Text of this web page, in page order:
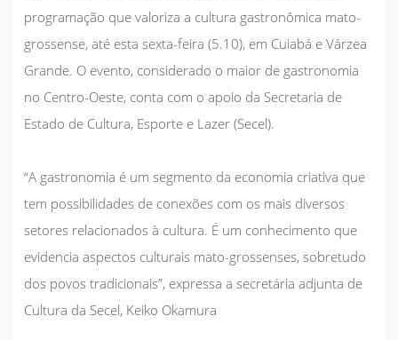
programação que valoriza a cultura gastronômica mato-
grossense, até esta sexta-feira (5.10), em Cuiabá e Várzea
Grande. O evento, considerado o maior de gastronomia
no Centro-Oeste, conta com o apoio da Secretaria de
Estado de Cultura, Esporte e Lazer (Secel).
“A gastronomia é um segmento da economia criativa que
tem possibilidades de conexões com os mais diversos
setores relacionados à cultura. É um conhecimento que
evidencia aspectos culturais mato-grossenses, sobretudo
dos povos tradicionais”, expressa a secretária adjunta de
Cultura da Secel, Keiko Okamura